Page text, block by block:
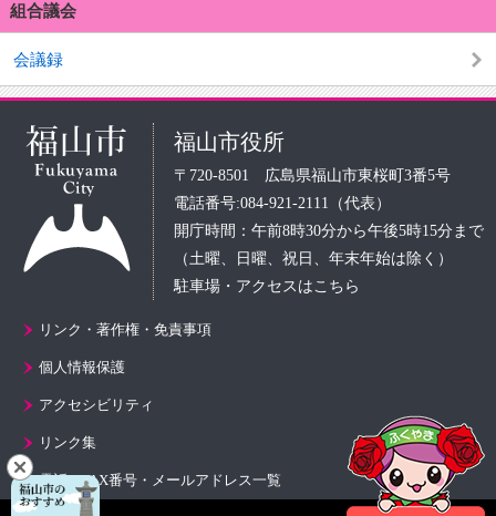
組合議会
会議録
福山市役所
〒720-8501 広島県福山市東桜町3番5号
電話番号:084-921-2111（代表）
開庁時間：午前8時30分から午後5時15分まで
（土曜、日曜、祝日、年末年始は除く）
駐車場・アクセスはこちら
リンク・著作権・免責事項
個人情報保護
アクセシビリティ
リンク集
電話・FAX番号・メールアドレス一覧